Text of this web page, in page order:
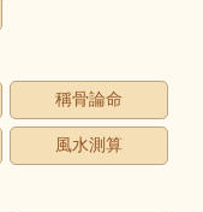
稱骨論命
風水測算